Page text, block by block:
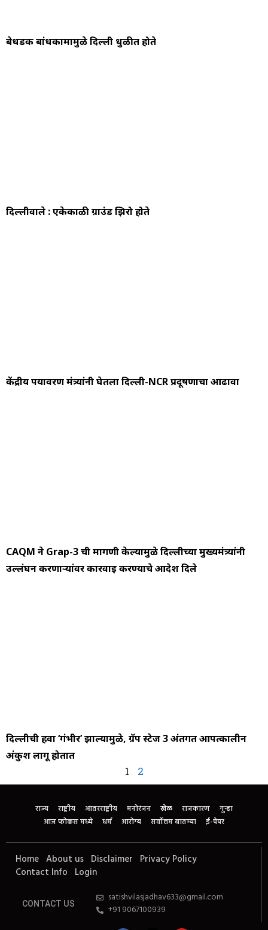
बेधडक बांधकामामुळे दिल्ली धुळीत होते
दिल्लीवाले : एकेकाळी ग्राउंड झिरो होते
केंद्रीय पर्यावरण मंत्र्यांनी घेतला दिल्ली-NCR प्रदूषणाचा आढावा
CAQM ने Grap-3 ची मागणी केल्यामुळे दिल्लीच्या मुख्यमंत्र्यांनी
उल्लंघन करणाऱ्यांवर कारवाई करण्याचे आदेश दिले
दिल्लीची हवा ‘गंभीर’ झाल्यामुळे, ग्रॅप स्टेज 3 अंतर्गत आपत्कालीन
अंकुश लागू होतात
1 2
राज्य राष्ट्रीय आंतरराष्ट्रीय मनोरंजन खेळ राजकारण
गुन्हा
आज फोकस मध्ये
धर्म आरोग्य सर्वोत्तम बातम्या ई-पेपर
Home About us Disclaimer Privacy Policy
Contact Info Login
CONTACT US
satishvilasjadhav633@gmail.com
+91 9067100939